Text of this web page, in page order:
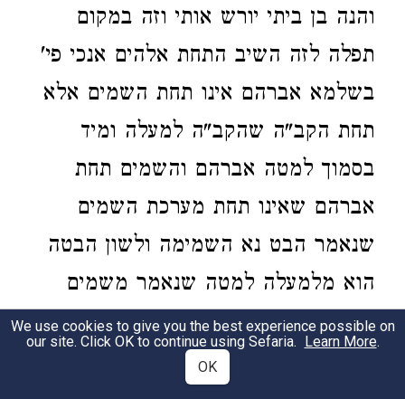
והנה בן ביתי יורש אותי וזה במקום
תפלה לזה השיב התחת אלהים אנכי פי'
בשלמא אברהם אינו תחת השמים אלא
תחת הקב"ה שהקב"ה למעלה ומיד
בסמוך למטה אברהם והשמים תחת
אברהם שאינו תחת מערכת השמים
שנאמר הבט נא השמימה ולשון הבטה
הוא מלמעלה למטה שנאמר משמים
הביט ה' וכן יצחק אבל אני איני תחת ה'
אלא תחת השמים שאיני חסיד ושלם כל
We use cookies to give you the best experience possible on
our site. Click OK to continue using Sefaria. Learn More.
OK